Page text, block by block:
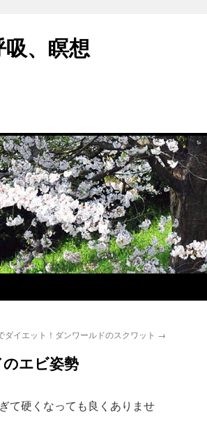
、瞑想
ダイエット！ダンワールドのスクワット →
エビ姿勢
て硬くなっても良くありませ